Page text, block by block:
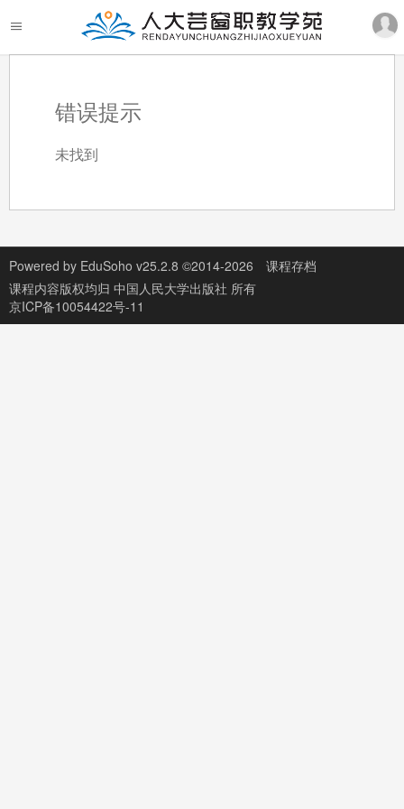
错误提示
未找到
Powered by EduSoho v25.2.8 ©2014-2026
课程存档
课程内容版权均归 中国人民大学出版社 所有
京ICP备10054422号-11